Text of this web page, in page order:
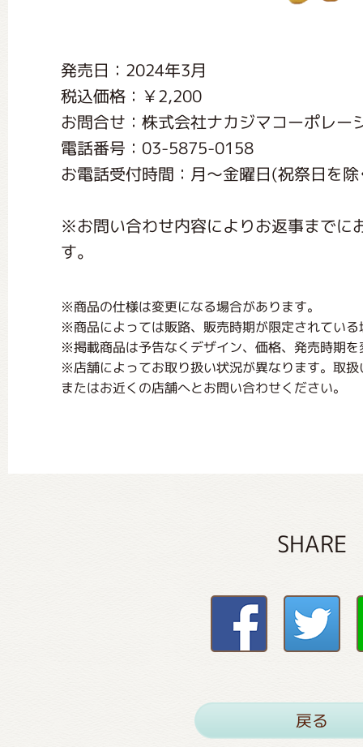
発売日：2024年3月
税込価格：￥2,200
お問合せ：株式会社ナカジマコーポレー
電話番号：03-5875-0158
お電話受付時間：月〜金曜日(祝祭日を
※お問い合わせ内容によりお返事までに
す。
※商品の仕様は変更になる場合があります。
※商品によっては販路、販売時期が限定されてい
※掲載商品は予告なくデザイン、価格、発売時期
※店舗によってお取り扱い状況が異なります。取
またはお近くの店舗へとお問い合わせください。
SHARE
戻る
くまのがっこう 家庭科部